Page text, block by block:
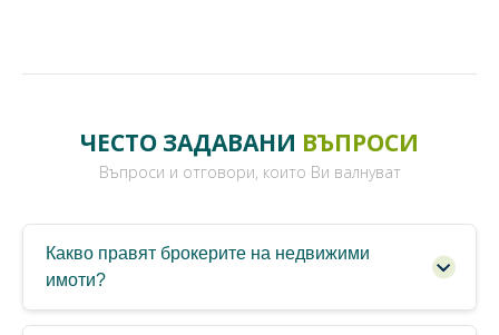
ЧЕСТО ЗАДАВАНИ ВЪПРОСИ
Въпроси и отговори, които Ви валнуват
Какво правят брокерите на недвижими
имоти?